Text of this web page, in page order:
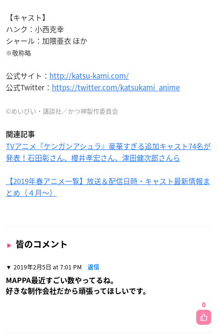
【キャスト】
ハンク：小西克幸
シャール：加隈亜衣 ほか
※敬称略
公式サイト： http://katsu-kami.com/
公式Twitter： https://twitter.com/katsukami_anime
©めいびい・講談社／かつ神製作委員会
関連記事
TVアニメ『ケンガンアシュラ』豪華すぎる追加キャスト74名が
発表！石田彰さん、櫻井孝宏さん、津田健次郎さんら
【2019年春アニメ一覧】放送＆配信日時・キャスト最新情報ま
とめ（４月〜）
皆のコメント
2019年2月5日 at 7:01 PM 返信
MAPPA最近すごい数やってるね。
好きな制作会社だから頑張ってほしいです。
0